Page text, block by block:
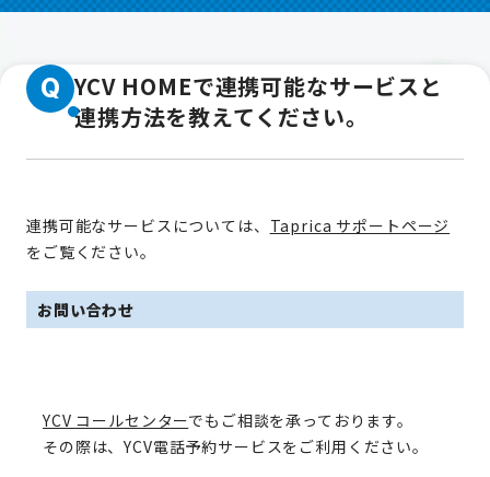
Q YCV HOMEで連携可能なサービスと
連携方法を教えてください。
連携可能なサービスについては、 Taprica サポートページ
をご覧ください。
お問い合わせ
YCV コールセンターでもご相談を承っております。
その際は、YCV電話予約サービスをご利用ください。